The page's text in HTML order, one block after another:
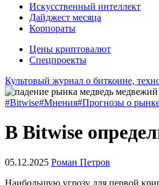
Искусственный интеллект
Дайджест месяца
Корпораты
Цены криптовалют
Спецпроекты
Культовый журнал о биткоине,
#Bitwise#Мнения#Прогнозы о
В Bitwise
05.12.2025 Роман Петров
Наибольшую угрозу для первой